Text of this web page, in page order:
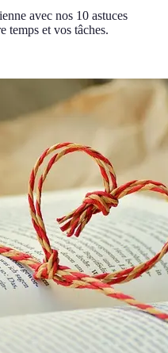
avec nos 10 astuces
temps et vos tâches.